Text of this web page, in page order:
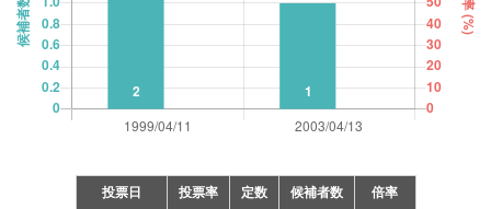
投票日 投票率 定数 候補者数 倍率